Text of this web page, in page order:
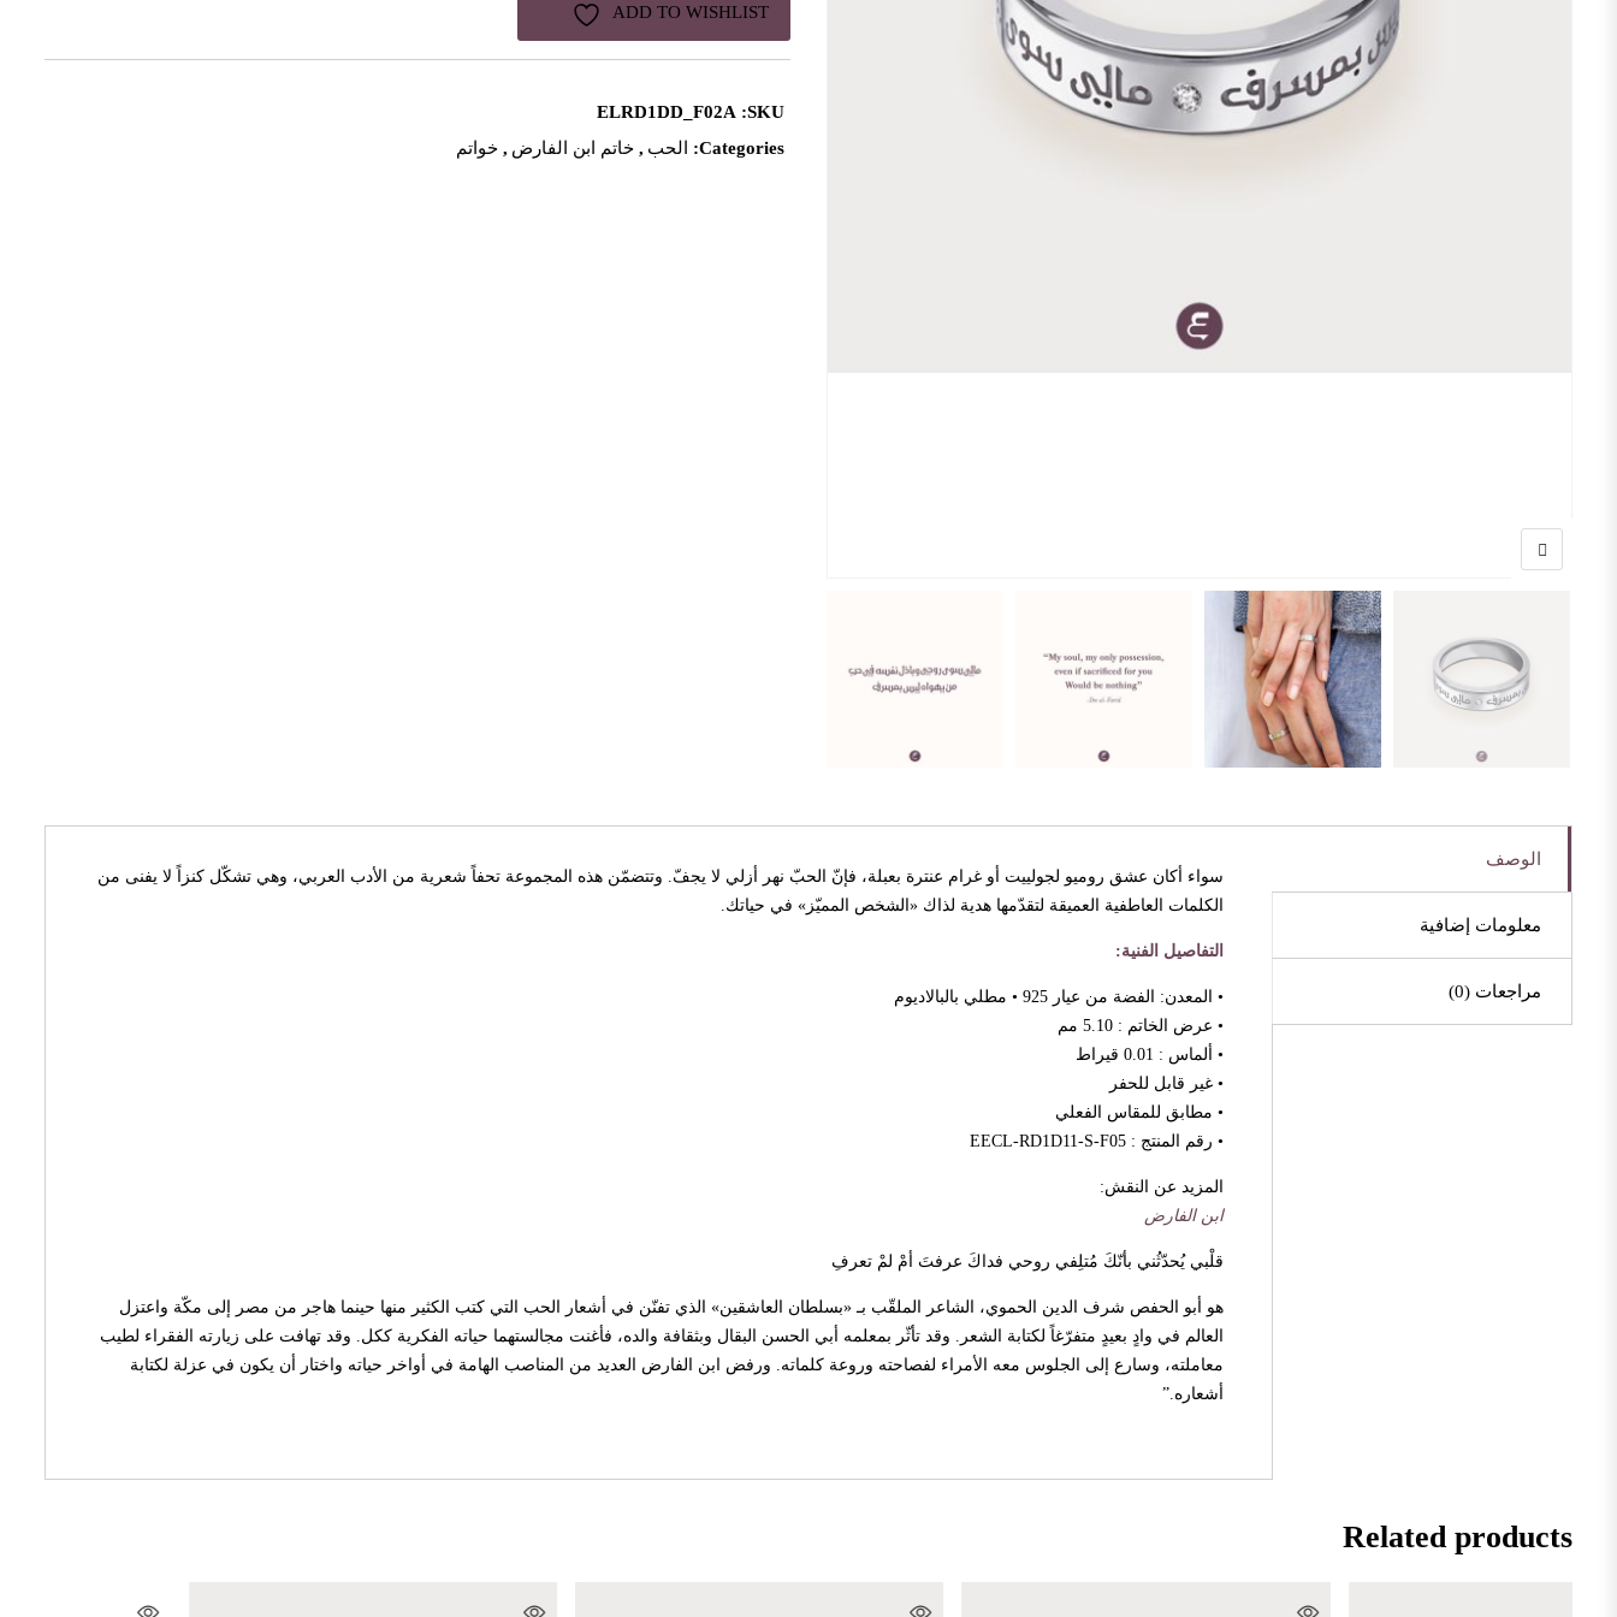
ADD TO WISHLIST
SKU:
ELRD1DD_F02A
Categories:
الحب , خاتم ابن الفارض , خواتم
الوصف
معلومات إضافية
مراجعات (0)
سواء أكان عشق روميو لجولييت أو غرام عنترة بعبلة، فإنّ الحبّ نهر أزلي لا يجفّ. وتتضمّن هذه المجموعة تحفاً شعرية من الأدب العربي، وهي تشكّل كنزاً لا يفنى من
الكلمات العاطفية العميقة لتقدّمها هدية لذاك «الشخص المميّز» في حياتك.
التفاصيل الفنية:
• المعدن: الفضة من عيار 925 • مطلي بالبالاديوم
• عرض الخاتم : 5.10 مم
• ألماس : 0.01 قيراط
• غير قابل للحفر
• مطابق للمقاس الفعلي
• رقم المنتج : EECL-RD1D11-S-F05
المزيد عن النقش:
ابن الفارض
قلْبي يُحدّثُني بأنّكَ مُتلِفي روحي فداكَ عرفتَ أمْ لمْ تعرفِ
هو أبو الحفص شرف الدين الحموي، الشاعر الملقّب بـ «بسلطان العاشقين» الذي تفنّن في أشعار الحب التي كتب الكثير منها حينما هاجر من مصر إلى مكّة واعتزل
العالم في وادٍ بعيدٍ متفرّغاً لكتابة الشعر. وقد تأثّر بمعلمه أبي الحسن البقال وبثقافة والده، فأغنت مجالستهما حياته الفكرية ككل. وقد تهافت على زيارته الفقراء لطيب
معاملته، وسارع إلى الجلوس معه الأمراء لفصاحته وروعة كلماته. ورفض ابن الفارض العديد من المناصب الهامة في أواخر حياته واختار أن يكون في عزلة لكتابة
أشعاره.”
Related products